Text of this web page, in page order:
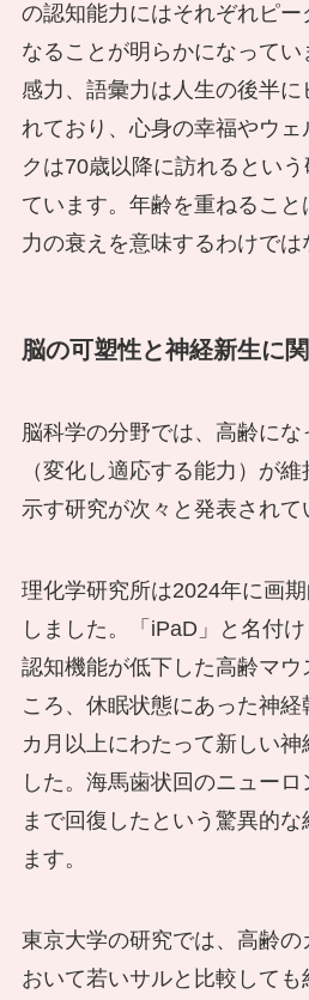
の認知能力にはそれぞれピ
なることが明らかになって
感力、語彙力は人生の後半に
れており、心身の幸福やウ
クは70歳以降に訪れるとい
ています。年齢を重ねるこ
力の衰えを意味するわけでは
脳の可塑性と神経新生に
脳科学の分野では、高齢にな
（変化し適応する能力）が
示す研究が次々と発表されて
理化学研究所は2024年に画
しました。「iPaD」と名付
認知機能が低下した高齢マウ
ころ、休眠状態にあった神
カ月以上にわたって新しい神
した。海馬歯状回のニュー
まで回復したという驚異的
ます。
東京大学の研究では、高齢の
おいて若いサルと比較して